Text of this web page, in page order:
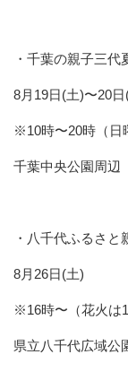
・千葉の親子三代
8月19日(土)〜20日
※10時〜20時（日
千葉中央公園周辺
・八千代ふるさと
8月26日(土)
※16時〜（花火は
県立八千代広域公